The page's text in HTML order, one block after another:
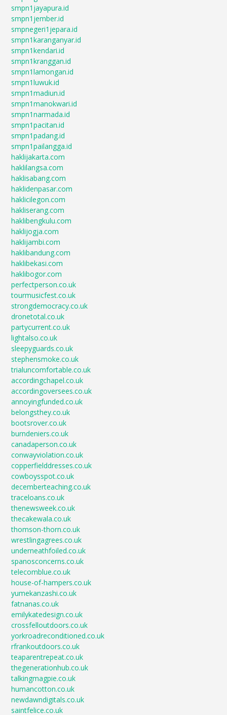
smpn1jayapura.id
smpn1jember.id
smpnegeri1jepara.id
smpn1karanganyar.id
smpn1kendari.id
smpn1kranggan.id
smpn1lamongan.id
smpn1luwuk.id
smpn1madiun.id
smpn1manokwari.id
smpn1narmada.id
smpn1pacitan.id
smpn1padang.id
smpn1pailangga.id
haklijakarta.com
haklilangsa.com
haklisabang.com
haklidenpasar.com
haklicilegon.com
hakliserang.com
haklibengkulu.com
haklijogja.com
haklijambi.com
haklibandung.com
haklibekasi.com
haklibogor.com
perfectperson.co.uk
tourmusicfest.co.uk
strongdemocracy.co.uk
dronetotal.co.uk
partycurrent.co.uk
lightalso.co.uk
sleepyguards.co.uk
stephensmoke.co.uk
trialuncomfortable.co.uk
accordingchapel.co.uk
accordingoversees.co.uk
annoyingfunded.co.uk
belongsthey.co.uk
bootsrover.co.uk
burndeniers.co.uk
canadaperson.co.uk
conwayviolation.co.uk
copperfielddresses.co.uk
cowboysspot.co.uk
decemberteaching.co.uk
traceloans.co.uk
thenewsweek.co.uk
thecakewala.co.uk
thomson-thorn.co.uk
wrestlingagrees.co.uk
underneathfoiled.co.uk
spanosconcerns.co.uk
telecomblue.co.uk
house-of-hampers.co.uk
yumekanzashi.co.uk
fatnanas.co.uk
emilykatedesign.co.uk
crossfelloutdoors.co.uk
yorkroadreconditioned.co.uk
rfrankoutdoors.co.uk
teaparentrepeat.co.uk
thegenerationhub.co.uk
talkingmagpie.co.uk
humancotton.co.uk
newdawndigitals.co.uk
saintfelice.co.uk